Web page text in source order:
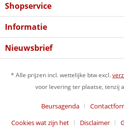
Shopservice
Informatie
Nieuwsbrief
* Alle prijzen incl. wettelijke btw excl.
voor levering ter plaatse, tenzij
Beursagenda
Cookies wat zijn het
Disclaimer